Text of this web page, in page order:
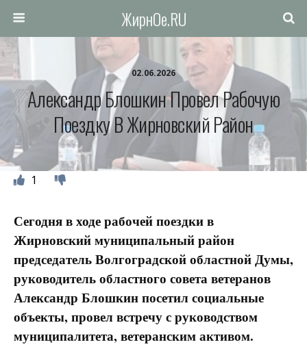
ЖирнОе.RU
02.06.2026
Александр Блошкин Провел Рабочую
Поездку В Жирновский Район
1
Сегодня в ходе рабочей поездки в
Жирновский муниципальный район
председатель Волгоградской областной Думы,
руководитель областного совета ветеранов
Александр Блошкин посетил социальные
объекты, провел встречу с руководством
муниципалитета, ветеранским активом.